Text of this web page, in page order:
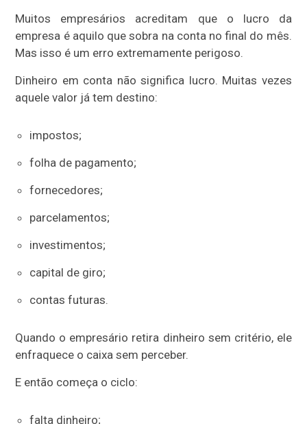
Muitos empresários acreditam que o lucro da
empresa é aquilo que sobra na conta no final do mês.
Mas isso é um erro extremamente perigoso.
Dinheiro em conta não significa lucro. Muitas vezes
aquele valor já tem destino:
impostos;
folha de pagamento;
fornecedores;
parcelamentos;
investimentos;
capital de giro;
contas futuras.
Quando o empresário retira dinheiro sem critério, ele
enfraquece o caixa sem perceber.
E então começa o ciclo:
falta dinheiro;